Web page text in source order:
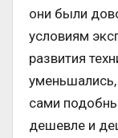
они были
условиям
развития
уменьшались,
сами
дешевле и